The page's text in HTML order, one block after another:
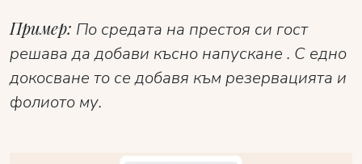
Пример: По средата на престоя си гост
решава да добави късно напускане . С едно
докосване то се добавя към резервацията и
фолиото му.